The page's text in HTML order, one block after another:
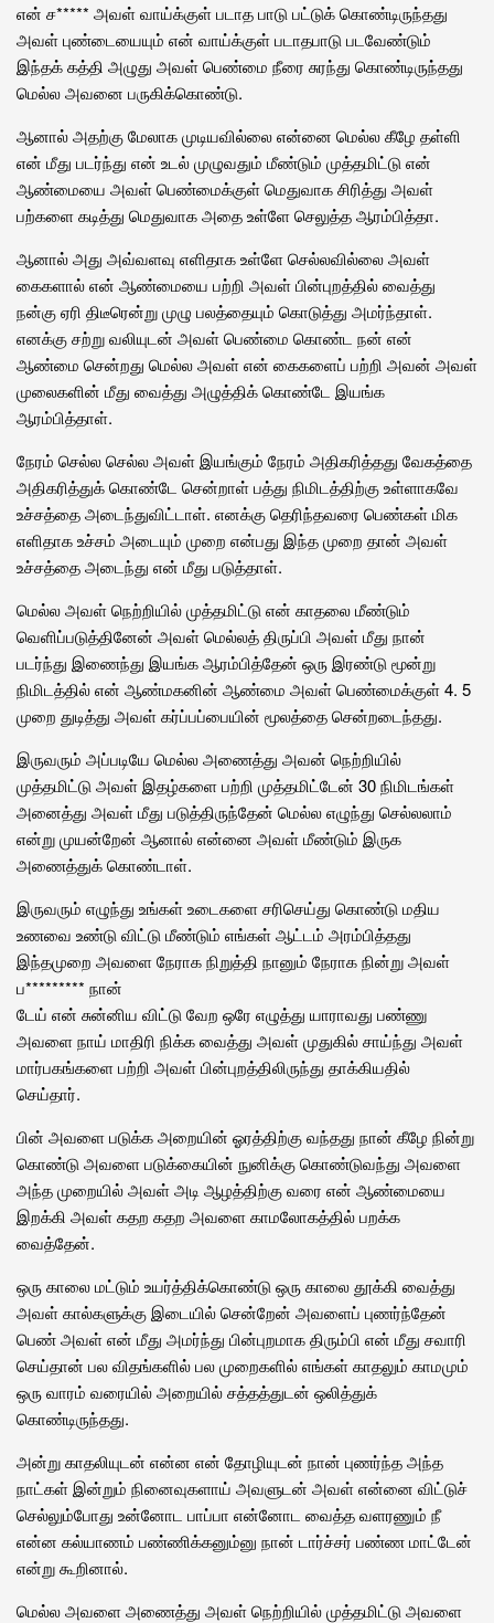
என் ச***** அவள் வாய்க்குள் படாத பாடு பட்டுக் கொண்டிருந்தது
அவள் புண்டையையும் என் வாய்க்குள் படாதபாடு படவேண்டும்
இந்தக் கத்தி அழுது அவள் பெண்மை நீரை சுரந்து கொண்டிருந்தது
மெல்ல அவனை பருகிக்கொண்டு.
ஆனால் அதற்கு மேலாக முடியவில்லை என்னை மெல்ல கீழே தள்ளி
என் மீது படர்ந்து என் உடல் முழுவதும் மீண்டும் முத்தமிட்டு என்
ஆண்மையை அவள் பெண்மைக்குள் மெதுவாக சிரித்து அவள்
பற்களை கடித்து மெதுவாக அதை உள்ளே செலுத்த ஆரம்பித்தா.
ஆனால் அது அவ்வளவு எளிதாக உள்ளே செல்லவில்லை அவள்
கைகளால் என் ஆண்மையை பற்றி அவள் பின்புறத்தில் வைத்து
நன்கு ஏரி திடீரென்று முழு பலத்தையும் கொடுத்து அமர்ந்தாள்.
எனக்கு சற்று வலியுடன் அவள் பெண்மை கொண்ட நன் என்
ஆண்மை சென்றது மெல்ல அவள் என் கைகளைப் பற்றி அவன் அவள்
முலைகளின் மீது வைத்து அழுத்திக் கொண்டே இயங்க
ஆரம்பித்தாள்.
நேரம் செல்ல செல்ல அவள் இயங்கும் நேரம் அதிகரித்தது வேகத்தை
அதிகரித்துக் கொண்டே சென்றாள் பத்து நிமிடத்திற்கு உள்ளாகவே
உச்சத்தை அடைந்துவிட்டாள். எனக்கு தெரிந்தவரை பெண்கள் மிக
எளிதாக உச்சம் அடையும் முறை என்பது இந்த முறை தான் அவள்
உச்சத்தை அடைந்து என் மீது படுத்தாள்.
மெல்ல அவள் நெற்றியில் முத்தமிட்டு என் காதலை மீண்டும்
வெளிப்படுத்தினேன் அவள் மெல்லத் திருப்பி அவள் மீது நான்
படர்ந்து இணைந்து இயங்க ஆரம்பித்தேன் ஒரு இரண்டு மூன்று
நிமிடத்தில் என் ஆண்மகனின் ஆண்மை அவள் பெண்மைக்குள் 4. 5
முறை துடித்து அவள் கர்ப்பப்பையின் மூலத்தை சென்றடைந்தது.
இருவரும் அப்படியே மெல்ல அணைத்து அவன் நெற்றியில்
முத்தமிட்டு அவள் இதழ்களை பற்றி முத்தமிட்டேன் 30 நிமிடங்கள்
அனைத்து அவள் மீது படுத்திருந்தேன் மெல்ல எழுந்து செல்லலாம்
என்று முயன்றேன் ஆனால் என்னை அவள் மீண்டும் இருக
அணைத்துக் கொண்டாள்.
இருவரும் எழுந்து உங்கள் உடைகளை சரிசெய்து கொண்டு மதிய
உணவை உண்டு விட்டு மீண்டும் எங்கள் ஆட்டம் அரம்பித்தது
இந்தமுறை அவளை நேராக நிறுத்தி நானும் நேராக நின்று அவள்
ப********* நான்
டேய் என் சுன்னிய விட்டு வேற ஒரே எழுத்து யாராவது பண்ணு
அவளை நாய் மாதிரி நிக்க வைத்து அவள் முதுகில் சாய்ந்து அவள்
மார்பகங்களை பற்றி அவள் பின்புறத்திலிருந்து தாக்கியதில்
செய்தார்.
பின் அவளை படுக்க அறையின் ஓரத்திற்கு வந்தது நான் கீழே நின்று
கொண்டு அவளை படுக்கையின் நுனிக்கு கொண்டுவந்து அவளை
அந்த முறையில் அவள் அடி ஆழத்திற்கு வரை என் ஆண்மையை
இறக்கி அவள் கதற கதற அவளை காமலோகத்தில் பறக்க
வைத்தேன்.
ஒரு காலை மட்டும் உயர்த்திக்கொண்டு ஒரு காலை தூக்கி வைத்து
அவள் கால்களுக்கு இடையில் சென்றேன் அவளைப் புணர்ந்தேன்
பெண் அவள் என் மீது அமர்ந்து பின்புறமாக திரும்பி என் மீது சவாரி
செய்தான் பல விதங்களில் பல முறைகளில் எங்கள் காதலும் காமமும்
ஒரு வாரம் வரையில் அறையில் சத்தத்துடன் ஒலித்துக்
கொண்டிருந்தது.
அன்று காதலியுடன் என்ன என் தோழியுடன் நான் புணர்ந்த அந்த
நாட்கள் இன்றும் நினைவுகளாய் அவளுடன் அவள் என்னை விட்டுச்
செல்லும்போது உன்னோட பாப்பா என்னோட வைத்த வளரணும் நீ
என்ன கல்யாணம் பண்ணிக்கனும்னு நான் டார்ச்சர் பண்ண மாட்டேன்
என்று கூறினால்.
மெல்ல அவளை அணைத்து அவள் நெற்றியில் முத்தமிட்டு அவளை